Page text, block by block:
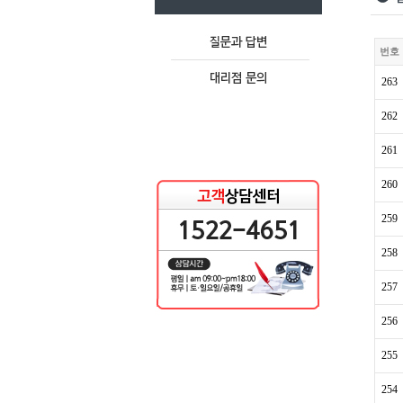
번호
263
262
261
260
259
258
257
256
255
254